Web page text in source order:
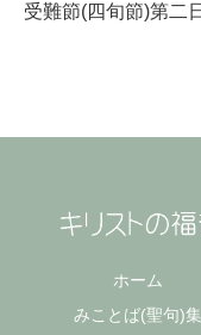
受難節(四旬節)第二
ホーム
みことば(聖句)集